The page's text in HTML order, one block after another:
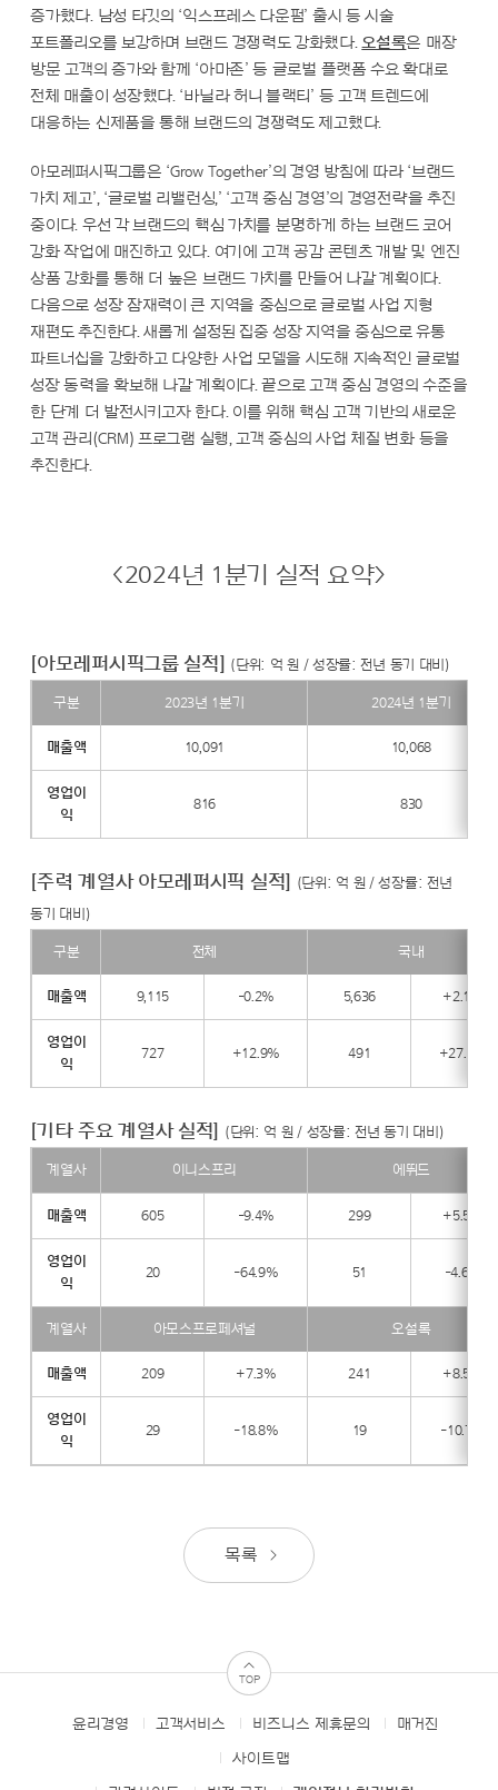
증가했다. 남성 타깃의 ‘익스프레스 다운펌’ 출시 등 시술
포트폴리오를 보강하며 브랜드 경쟁력도 강화했다.오설록은 매장
방문 고객의 증가와 함께 ‘아마존’ 등 글로벌 플랫폼 수요 확대로
전체 매출이 성장했다. ‘바닐라 허니 블랙티’ 등 고객 트렌드에
대응하는 신제품을 통해 브랜드의 경쟁력도 제고했다.
아모레퍼시픽그룹은 ‘Grow Together’의 경영 방침에 따라 ‘브랜드
가치 제고’, ‘글로벌 리밸런싱,’ ‘고객 중심 경영’의 경영전략을 추진
중이다. 우선 각 브랜드의 핵심 가치를 분명하게 하는 브랜드 코어
강화 작업에 매진하고 있다. 여기에 고객 공감 콘텐츠 개발 및 엔진
상품 강화를 통해 더 높은 브랜드 가치를 만들어 나갈 계획이다.
다음으로 성장 잠재력이 큰 지역을 중심으로 글로벌 사업 지형
재편도 추진한다. 새롭게 설정된 집중 성장 지역을 중심으로 유통
파트너십을 강화하고 다양한 사업 모델을 시도해 지속적인 글로벌
성장 동력을 확보해 나갈 계획이다. 끝으로 고객 중심 경영의 수준을
한 단계 더 발전시키고자 한다. 이를 위해 핵심 고객 기반의 새로운
고객 관리(CRM) 프로그램 실행, 고객 중심의 사업 체질 변화 등을
추진한다.
<2024년 1분기 실적 요약>
[아모레퍼시픽그룹 실적] (단위: 억 원 / 성장률: 전년 동기 대비)
[아
픽
룹
적]
구분 2023년 1분기 2024년 1분기
매출액 10,091 10,068
영업이
익
816 830
[주력 계열사 아모레퍼시픽 실적] (단위: 억 원 / 성장률: 전년
동기 대비)
[주
아
모
적]
구분 전체 국내
매출액 9,115 -0.2% 5,636 +2.1%
영업이
익
727 +12.9% 491 +27.8%
[기타 주요 계열사 실적] (단위: 억 원 / 성장률: 전년 동기 대비)
[기
실
적]
계열사 이니스프리 에뛰드
매출액 605 -9.4% 299 +5.5%
영업이
익
20 -64.9% 51 -4.6%
계열사 아모스프로페셔널 오설록
매출액 209 +7.3% 241 +8.5%
영업이
익
29 -18.8% 19 -10.7%
목록
TOP
FOOTER윤리경영 고객서비스 비즈니스 제휴문의 매거진
사이트맵